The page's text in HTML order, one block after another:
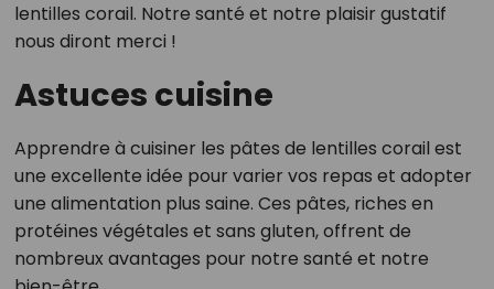
lentilles corail. Notre santé et notre plaisir gustatif
nous diront merci !
Astuces cuisine
Apprendre à cuisiner les pâtes de lentilles corail est
une excellente idée pour varier vos repas et adopter
une alimentation plus saine. Ces pâtes, riches en
protéines végétales et sans gluten, offrent de
nombreux avantages pour notre santé et notre